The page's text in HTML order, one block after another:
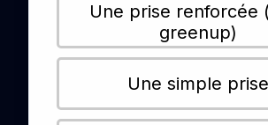
Une prise renforcée
greenup)
Une simple prise